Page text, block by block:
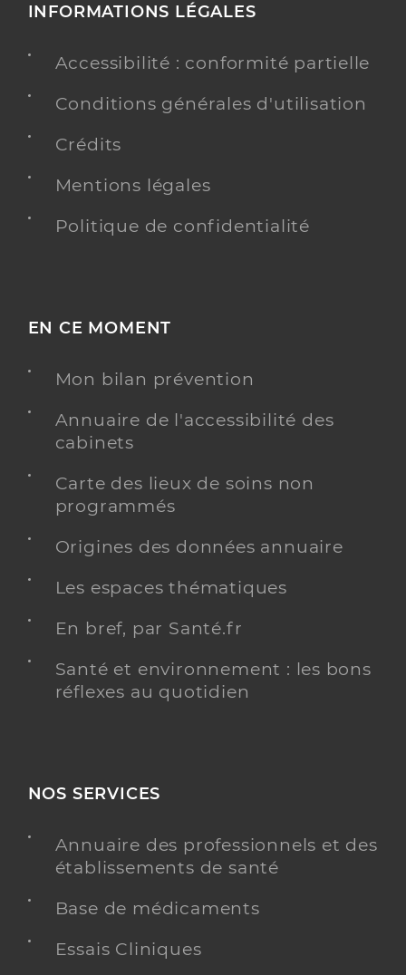
INFORMATIONS LÉGALES
Accessibilité : conformité partielle
Conditions générales d'utilisation
Crédits
Mentions légales
Politique de confidentialité
EN CE MOMENT
Mon bilan prévention
Annuaire de l'accessibilité des
cabinets
Carte des lieux de soins non
programmés
Origines des données annuaire
Les espaces thématiques
En bref, par Santé.fr
Santé et environnement : les bons
réflexes au quotidien
NOS SERVICES
Annuaire des professionnels et des
établissements de santé
Base de médicaments
Essais Cliniques